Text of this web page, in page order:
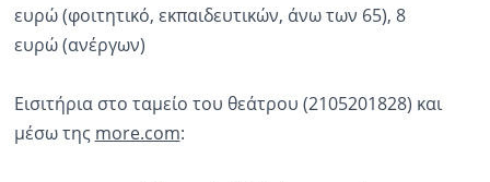
ευρώ (φοιτητικό, εκπαιδευτικών, άνω των 65), 8
ευρώ (ανέργων)
Εισιτήρια στο ταμείο του θεάτρου (2105201828) και
μέσω της more.com: